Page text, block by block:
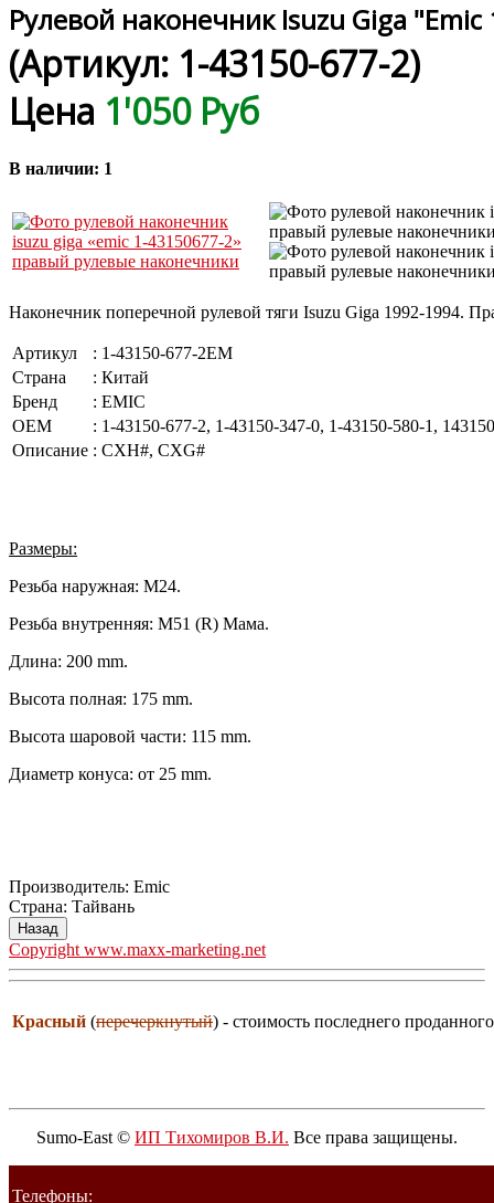
Рулевой наконечник Isuzu Giga
(Артикул: 1-43150-677-2)
Цена 1'050 Руб
В наличии: 1
Наконечник поперечной рулевой тяги Isuzu Giga 1992-1994.
Артикул : 1-43150-677-2EM
Страна
: Китай
Бренд
: EMIC
OEM
: 1-43150-677-2, 1-43150-347-0, 1-43150-580-1,
Описание : CXH#, CXG#
Размеры:
Резьба наружная: M24.
Резьба внутренняя: M51 (R) Мама.
Длина: 200 mm.
Высота полная: 175 mm.
Высота шаровой части: 115 mm.
Диаметр конуса: от 25 mm.
Производитель: Emic
Страна: Тайвань
Copyright www.maxx-marketing.net
Красный (перечеркнутый) - стоимость последнего
Sumo-East © ИП Тихомиров В.И. Все права защищены.
Телефоны: